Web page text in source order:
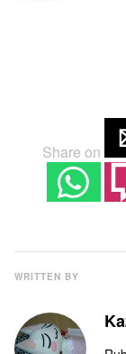
Share on
WRITTEN BY